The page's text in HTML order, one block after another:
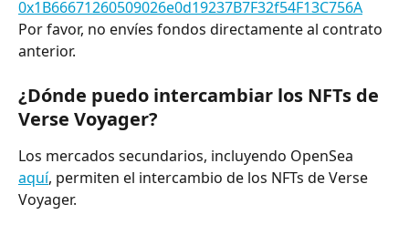
0x1B66671260509026e0d19237B7F32f54F13C756A
Por favor, no envíes fondos directamente al contrato
anterior.
¿Dónde puedo intercambiar los NFTs de
Verse Voyager?
Los mercados secundarios, incluyendo OpenSea
aquí, permiten el intercambio de los NFTs de Verse
Voyager.